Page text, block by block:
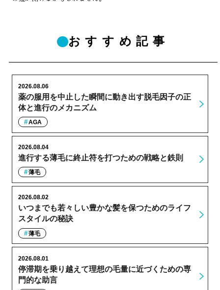
おすすめ記事
薬の服用を中止した瞬間に動き出す脱毛因子の正
体と進行のメカニズム
2026.08.06
AGA
進行する薄毛に終止符を打つための戦略と鉄則
2026.08.04
薄毛
いつまでも若々しい豊かな髪を保つためのライフ
スタイルの秘訣
2026.08.02
薄毛
停滞期を乗り越えて理想の毛量に近づくための専
門的な助言
2026.08.01